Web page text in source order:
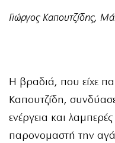
Γιώργος Καπουτζίδης,
Η βραδιά, που είχε
Καπουτζίδη,
ενέργεια και
παρονομαστή την